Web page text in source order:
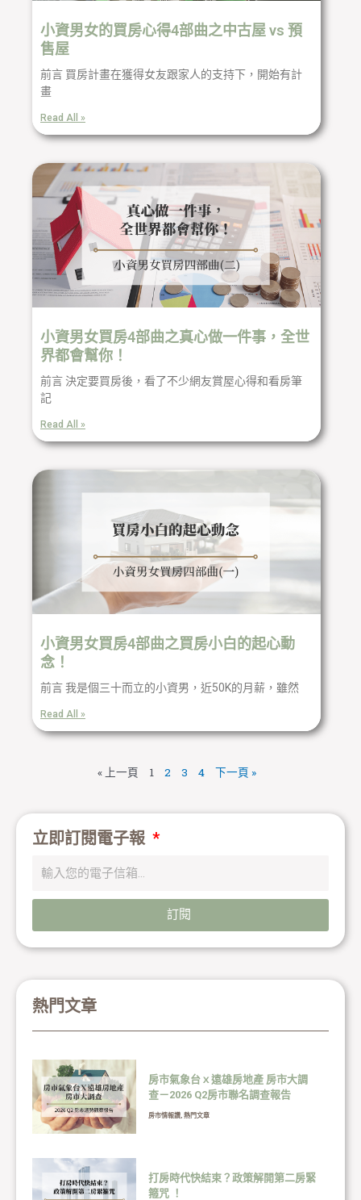
小資男女的買房心得4部曲之中古屋 vs 預
售屋
前言 買房計畫在獲得女友跟家人的支持下，開始有計
畫
Read All »
小資男女買房4部曲之真心做一件事，全世
界都會幫你！
前言 決定要買房後，看了不少網友賞屋心得和看房筆
記
Read All »
小資男女買房4部曲之買房小白的起心動
念！
前言 我是個三十而立的小資男，近50K的月薪，雖然
Read All »
« 上一頁 1 2 3 4 下一頁 »
立即訂閱電子報
訂閱
熱門文章
房市氣象台ｘ遠雄房地產 房市大調
查－2026 Q2房市聯名調查報告
房市情報讚, 熱門文章
打房時代快結束？政策解開第二房緊
箍咒 ！